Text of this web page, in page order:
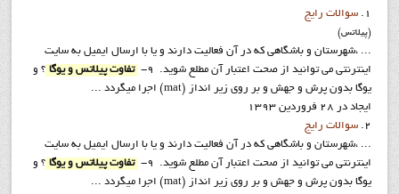
1.
سوالات رايج
(پيلاتس)
... ،شهرستان و باشگاهي كه در آن فعاليت دارند و يا با ارسال ايميل به سايت
اينترنتي مي توانيد از صحت اعتبار آن مطلع شويد. 9-
تفاوت پیلاتس و یوگا ؟ و
یوگا بدون پرش و جهش و بر روی زیر انداز (mat) اجرا میگردد ...
ایجاد در 28 فروردين 1393
2.
سوالات رايج
... ،شهرستان و باشگاهي كه در آن فعاليت دارند و يا با ارسال ايميل به سايت
اينترنتي مي توانيد از صحت اعتبار آن مطلع شويد. 9-
تفاوت پیلاتس و یوگا ؟ و
یوگا بدون پرش و جهش و بر روی زیر انداز (mat) اجرا میگردد ...